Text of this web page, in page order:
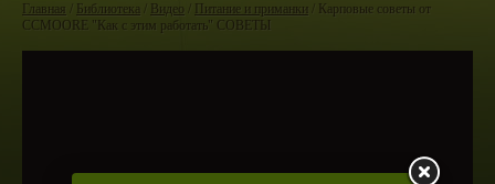
Главная Библиотека Видео Питание и приманки / Карповые советы от
CCMOORE "Как с этим работать" СОВЕТЫ